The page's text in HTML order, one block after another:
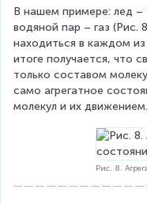
В нашем примере: лед –
водяной пар – газ (Рис.
находиться в каждом из
итоге получается, что
только составом
само агрегатное
молекул и их движением.
Рис. 8.